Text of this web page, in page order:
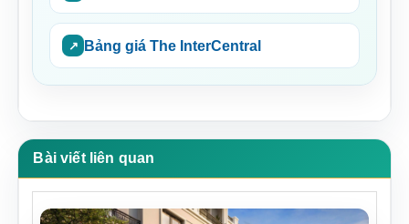
Bảng giá The InterCentral
Bài viết liên quan